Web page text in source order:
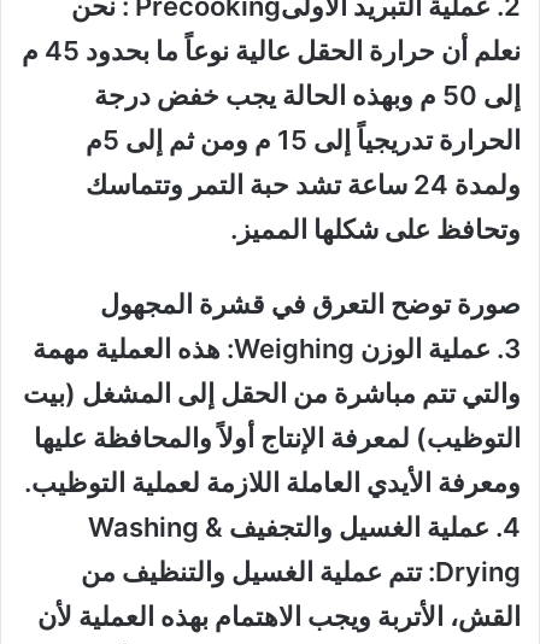
نعلم أن حرارة الحقل عالية نوعاً ما بحدود 45 م
إلى 50 م وبهذه الحالة يجب خفض درجة
الحرارة تدريجياً إلى 15 م ومن ثم إلى 5م
ولمدة 24 ساعة تشد حبة التمر وتتماسك
وتحافظ على شكلها المميز.
صورة توضح التعرق في قشرة المجهول
3. عملية الوزن Weighing: هذه العملية مهمة
والتي تتم مباشرة من الحقل إلى المشغل (بيت
التوظيب) لمعرفة الإنتاج أولاً والمحافظة عليها
ومعرفة الأيدي العاملة اللازمة لعملية التوظيب.
4. عملية الغسيل والتجفيف Washing &
Drying: تتم عملية الغسيل والتنظيف من
القش، الأتربة ويجب الاهتمام بهذه العملية لأن